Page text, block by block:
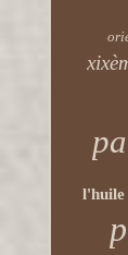
l'huile